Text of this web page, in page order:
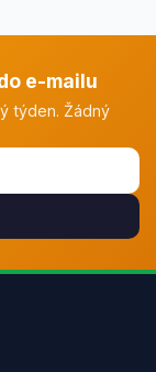
e-mailu
týden. Žádný